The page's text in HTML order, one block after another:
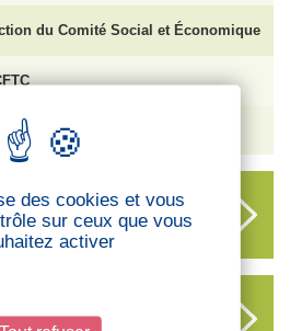
du Comité Social et Économique
des cookies et vous
sur ceux que vous
activer